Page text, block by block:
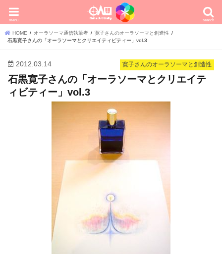
search
menu
HOME オーラソーマ通信執筆者
寛子さんのオーラソーマと創造性
石黒寛子さんの「オーラソーマとクリエイティビティー」vol.3
寛子さんのオーラソーマと創造性
2012.03.14
石黒寛子さんの「オーラソーマとクリエイテ
ィビティー」vol.3